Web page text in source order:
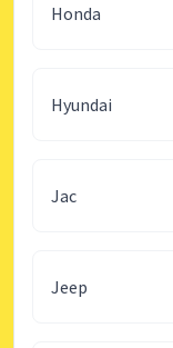
Honda
Hyundai
Jac
Jeep